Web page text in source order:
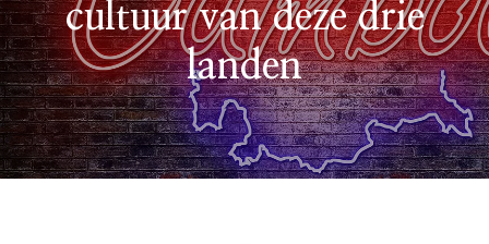
cultuur van deze drie
landen